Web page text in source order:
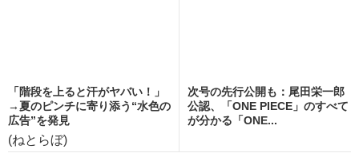
「階段を上ると汗がヤバい！」
→夏のピンチに寄り添う“水色の
広告”を発見
(ねとらぼ)
次号の先行公開も：尾田栄一郎
公認、「ONE PIECE」のすべて
が分かる「ONE...